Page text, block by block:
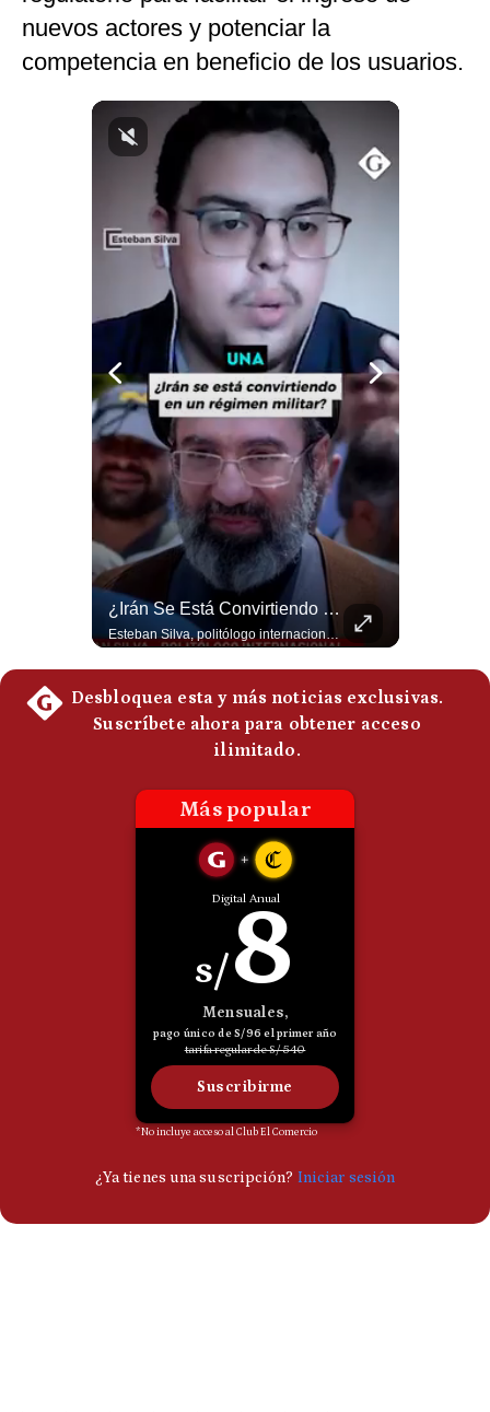
Club del Suscriptor
Mix
G de Gestión
Notas Contratadas
Fotogalerías
gestion.pe
Condiciones
Cookies
Preguntas
Frecuentes
nuevos actores y potenciar la
competencia en beneficio de los usuarios.
¿Irán Se Está Convirtiendo En Un Régimen Militar? | #radar24